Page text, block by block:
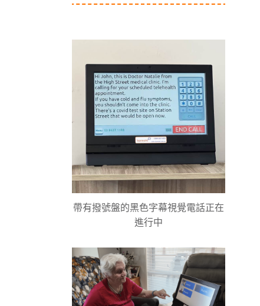
帶有撥號盤的黑色字幕視覺電話正在
進行中